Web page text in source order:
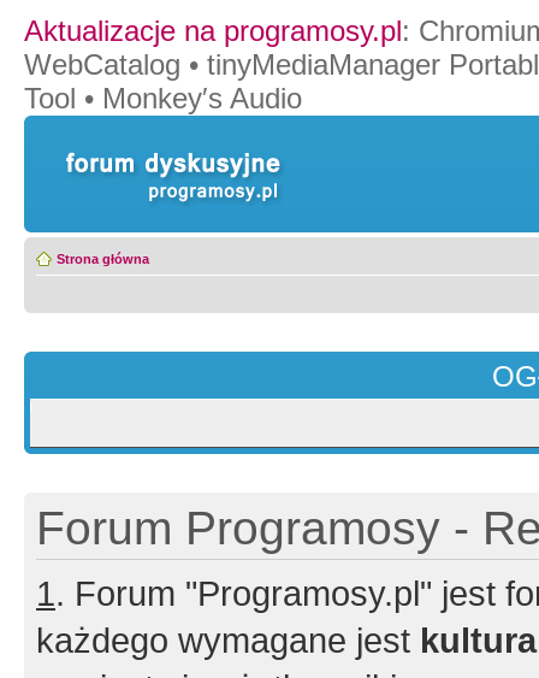
Aktualizacje na programosy.pl:
WebCatalog • tinyMediaManager
Tool • Monkey′s Audio
Strona główna
Forum Programosy -
1. Forum "Programosy.pl" jest
każdego wymagane jest